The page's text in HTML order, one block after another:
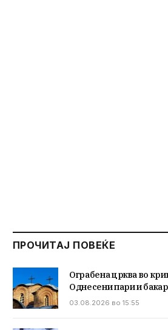
ПРОЧИТАЈ ПОВЕЌЕ
Ограбена црква во
Однесени пари и
03.08.2026 во 15:55